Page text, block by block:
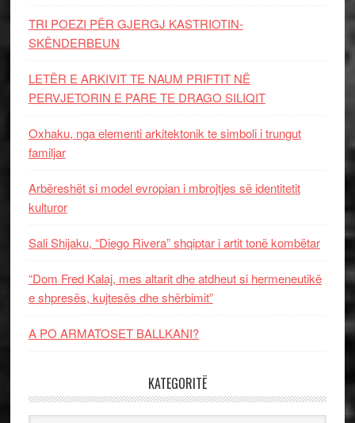
TRI POEZI PËR GJERGJ KASTRIOTIN-
SKËNDERBEUN
LETËR E ARKIVIT TE NAUM PRIFTIT NË
PERVJETORIN E PARE TE DRAGO SILIQIT
Oxhaku, nga elementi arkitektonik te simboli i trungut
familjar
Arbëreshët si model evropian i mbrojtjes së identitetit
kulturor
Sali Shijaku, “Diego Rivera” shqiptar i artit tonë kombëtar
“Dom Fred Kalaj, mes altarit dhe atdheut si hermeneutikë
e shpresës, kujtesës dhe shërbimit”
A PO ARMATOSET BALLKANI?
KATEGORITË